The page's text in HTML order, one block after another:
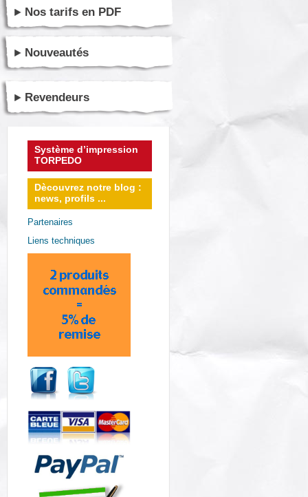
Nos tarifs en PDF
Nouveautés
Revendeurs
Système d’impression
TORPEDO
Dècouvrez notre blog :
news, profils ...
Partenaires
Liens techniques